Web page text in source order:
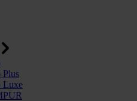
Luxe